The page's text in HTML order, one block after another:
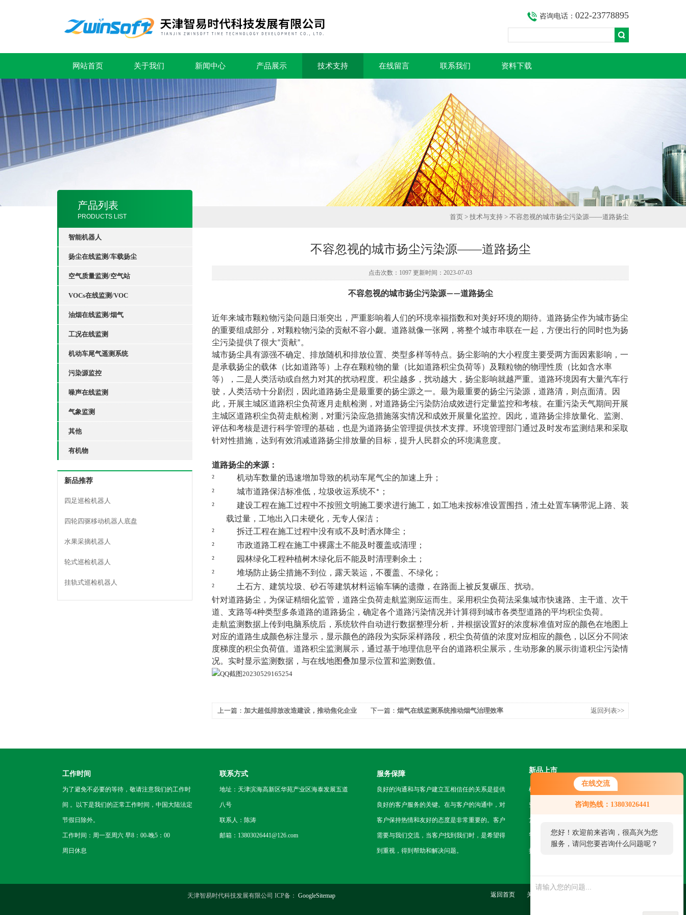
在线交流
咨询热线：13803026441
您好！欢迎前来咨询，很高兴为您
服务，请问您要咨询什么问题呢？
咨询电话： 022-23778895
网站首页 关于我们 新闻中心 产品展示 技术支持 在线留言 联系我们 资料下载
产品列表
PRODUCTS LIST
智能机器人
扬尘在线监测/车载扬尘
空气质量监测/空气站
VOCs在线监测/VOC
油烟在线监测/烟气
工况在线监测
机动车尾气遥测系统
污染源监控
噪声在线监测
气象监测
其他
有机物
新品推荐
四足巡检机器人
四轮四驱移动机器人底盘
水果采摘机器人
轮式巡检机器人
挂轨式巡检机器人
首页 > 技术与支持 > 不容忽视的城市扬尘污染源——道路扬尘
不容忽视的城市扬尘污染源——道路扬尘
点击次数：1097 更新时间：2023-07-03
不容忽视的城市扬尘污染源——道路扬尘
近年来城市颗粒物污染问题日渐突出，严重影响着人们的环境幸福指数和对美好环境的期待。道路扬尘作为城市扬尘
的重要组成部分，对颗粒物污染的贡献不容小觑。道路就像一张网，将整个城市串联在一起，方便出行的同时也为扬
尘污染提供了很大“贡献”。
城市扬尘具有源强不确定、排放随机和排放位置、类型多样等特点。扬尘影响的大小程度主要受两方面因素影响，一
是承载扬尘的载体（比如道路等）上存在颗粒物的量（比如道路积尘负荷等）及颗粒物的物理性质（比如含水率
等），二是人类活动或自然力对其的扰动程度。积尘越多，扰动越大，扬尘影响就越严重。道路环境因有大量汽车行
驶，人类活动十分剧烈，因此道路扬尘是最重要的扬尘源之一。最为最重要的扬尘污染源，道路清，则点面清。因
此，开展主城区道路积尘负荷逐月走航检测，对道路扬尘污染防治成效进行定量监控和考核。在重污染天气期间开展
主城区道路积尘负荷走航检测，对重污染应急措施落实情况和成效开展量化监控。因此，道路扬尘排放量化、监测、
评估和考核是进行科学管理的基础，也是为道路扬尘管理提供技术支撑。环境管理部门通过及时发布监测结果和采取
针对性措施，达到有效消减道路扬尘排放量的目标，提升人民群众的环境满意度。
道路扬尘的来源：
² 机动车数量的迅速增加导致的机动车尾气尘的加速上升；
² 城市道路保洁标准低，垃圾收运系统不*；
²
建设工程在施工过程中不按照文明施工要求进行施工，如工地未按标准设置围挡，渣土处置车辆带泥上路、装
载过量，工地出入口未硬化，无专人保洁；
² 拆迁工程在施工过程中没有或不及时洒水降尘；
² 市政道路工程在施工中裸露土不能及时覆盖或清理；
² 园林绿化工程种植树木绿化后不能及时清理剩余土；
² 堆场防止扬尘措施不到位，露天装运，不覆盖、不绿化；
²
土石方、建筑垃圾、砂石等建筑材料运输车辆的遗撒，在路面上被反复碾压、扰动。
针对道路扬尘，为保证精细化监管，道路尘负荷走航监测应运而生。采用积尘负荷法采集城市快速路、主干道、次干
道、支路等4种类型多条道路的道路扬尘，确定各个道路污染情况并计算得到城市各类型道路的平均积尘负荷。
走航监测数据上传到电脑系统后，系统软件自动进行数据整理分析，并根据设置好的浓度标准值对应的颜色在地图上
对应的道路生成颜色标注显示，显示颜色的路段为实际采样路段，积尘负荷值的浓度对应相应的颜色，以区分不同浓
度梯度的积尘负荷值。道路积尘监测展示，通过基于地理信息平台的道路积尘展示，生动形象的展示街道积尘污染情
况。实时显示监测数据，与在线地图叠加显示位置和监测数值。
上一篇： 加大超低排放改造建设，推动焦化企业
下一篇： 烟气在线监测系统推动烟气治理效率 返回列表>>
工作时间
为了避免不必要的等待，敬请注意我们的工作时
间 。以下是我们的正常工作时间，中国大陆法定
节假日除外。
工作时间：周一至周六 早8：00-晚5：00
周日休息
联系方式
地址：天津滨海高新区华苑产业区海泰发展五道
八号
联系人：陈涛
邮箱：13803026441@126.com
服务保障
良好的沟通和与客户建立互相信任的关系是提供
良好的客户服务的关键。在与客户的沟通中，对
客户保持热情和友好的态度是非常重要的。客户
需要与我们交流，当客户找到我们时，是希望得
到重视，得到帮助和解决问题。
新品上市
机房挂轨机器人
空地一体智能巡检系统
复合型作业机器人
智能巡检无人机
挂轨式智能巡检机器人
天津智易时代科技发展有限公司 ICP备： GoogleSitemap 返回首页 关于我们